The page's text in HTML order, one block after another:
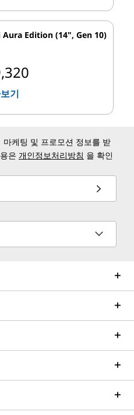
Aura Edition (14", Gen 10)
기
케팅 및 프로모션 정보를 받
은 개인정보처리방침 을 확인